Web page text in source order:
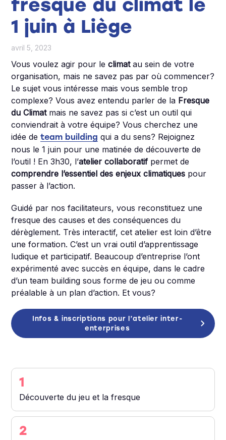
fresque du climat le
1 juin à Liège
avril 5, 2023
Vous voulez agir pour leclimatau sein de votre
organisation, mais ne savez pas par où commencer?
Le sujet vous intéresse mais vous semble trop
complexe? Vous avez entendu parler de la Fresque
du Climatmais ne savez pas si c’est un outil qui
conviendrait à votre équipe? Vous cherchez une
idée deteam building qui a du sens? Rejoignez
nous le 1 juin pour une matinée de découverte de
l’outil ! En 3h30, l’atelier collaboratif permet de
comprendre l’essentiel des enjeux climatiques pour
passer à l’action.
Guidé par nos facilitateurs, vous reconstituez une
fresque des causes et des conséquences du
dérèglement. Très interactif, cet atelier est loin d’être
une formation. C’est un vrai outil d’apprentissage
ludique et participatif. Beaucoup d’entreprise l’ont
expérimenté avec succès en équipe, dans le cadre
d’un team building sous forme de jeu ou comme
préalable à un plan d’action. Et vous?
Infos & inscriptions pour l’atelier inter-
enterprises
1
Découverte du jeu et la fresque
2